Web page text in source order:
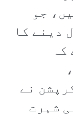
جو
دینے کا
نے
شہرت